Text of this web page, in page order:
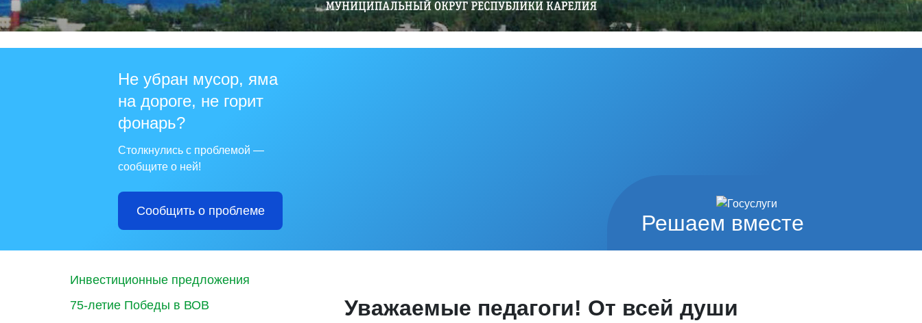
Решаем вместе
Не убран мусор, яма
на дороге, не горит
фонарь?
Столкнулись с проблемой —
сообщите о ней!
Сообщить о проблеме
Инвестиционные предложения
75-летие Победы в ВОВ
Уважаемые педагоги! От всей души